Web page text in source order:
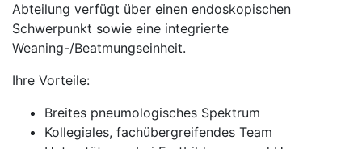
Abteilung verfügt über einen endoskopischen
Schwerpunkt sowie eine integrierte
Weaning-/Beatmungseinheit.
Ihre Vorteile:
Breites pneumologisches Spektrum
Kollegiales, fachübergreifendes Team